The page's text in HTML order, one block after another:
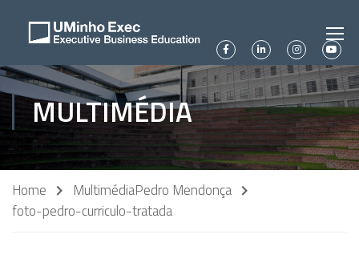
MULTIMÉDIA
Home MultimédiaPedro Mendonça
foto-pedro-curriculo-tratada